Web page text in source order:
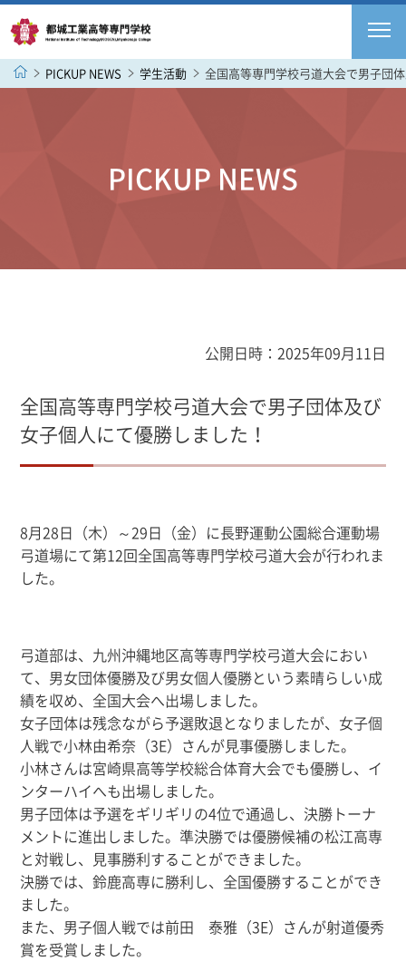
PICKUP NEWS 学生活動 全国高等専門学校弓道大会で男子団
PICKUP NEWS
公開日時：2025年09月11日
全国高等専門学校弓道大会で男子団体及び
女子個人にて優勝しました！
8月28日（木）～29日（金）に長野運動公園総合運動場
弓道場にて第12回全国高等専門学校弓道大会が行われま
した。
弓道部は、九州沖縄地区高等専門学校弓道大会におい
て、男女団体優勝及び男女個人優勝という素晴らしい成
績を収め、全国大会へ出場しました。
女子団体は残念ながら予選敗退となりましたが、女子個
人戦で小林由希奈（3E）さんが見事優勝しました。
小林さんは宮崎県高等学校総合体育大会でも優勝し、イ
ンターハイへも出場しました。
男子団体は予選をギリギリの4位で通過し、決勝トーナ
メントに進出しました。準決勝では優勝候補の松江高専
と対戦し、見事勝利することができました。
決勝では、鈴鹿高専に勝利し、全国優勝することができ
ました。
また、男子個人戦では前田 泰雅（3E）さんが射道優秀
賞を受賞しました。